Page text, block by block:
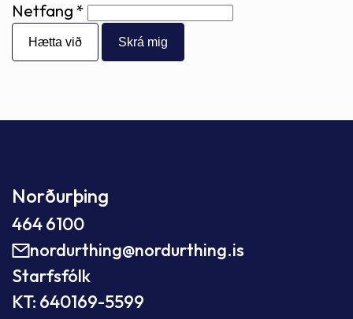
Netfang
Hætta við
Norðurþing
464 6100
nordurthing@nordurthing.is
Starfsfólk
KT: 640169-5599